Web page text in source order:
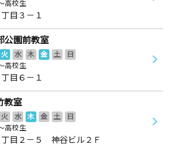
高校生
目３－１
公園前教室
火 水 木 金 土
日
高校生
目６－１
教室
火 水 木 金 土
日
高校生
目２－５ 神谷ビル２Ｆ